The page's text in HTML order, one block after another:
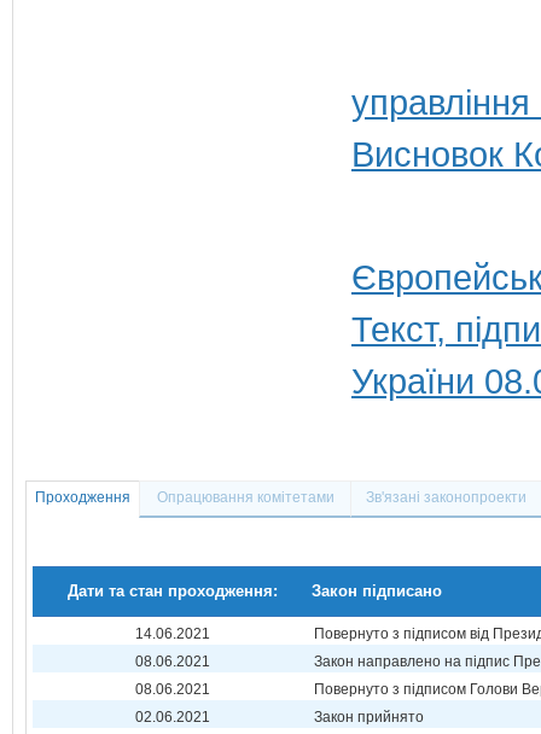
Висновок
Текст,
України
Проходження Опрацювання комітетами Зв'язані законопроекти
Дати та стан проходження: Закон підписано
14.06.2021
Повернуто з підписом від
08.06.2021
Закон направлено на підпис
08.06.2021
Повернуто з підписом Голови
02.06.2021
Закон прийнято